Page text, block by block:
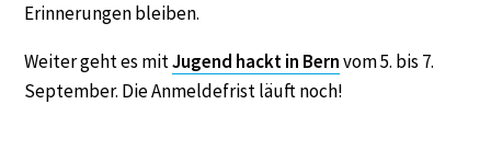
Erinnerungen bleiben.
Weiter geht es mitJugend hackt in Bernvom 5. bis 7.
September. Die Anmeldefrist läuft noch!